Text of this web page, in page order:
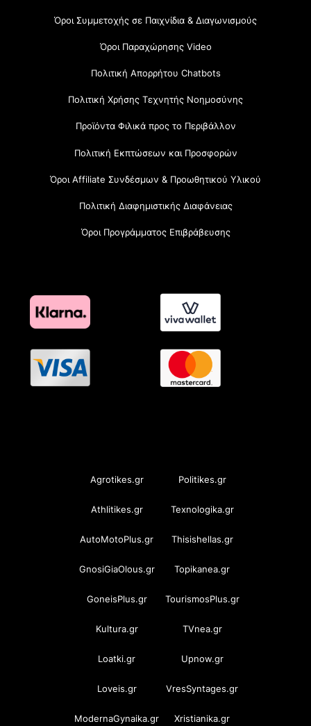
Όροι Συμμετοχής σε Παιχνίδια & Διαγωνισμούς
Όροι Παραχώρησης Video
Πολιτική Απορρήτου Chatbots
Πολιτική Χρήσης Τεχνητής Νοημοσύνης
Προϊόντα Φιλικά προς το Περιβάλλον
Πολιτική Εκπτώσεων και Προσφορών
Όροι Affiliate Συνδέσμων & Προωθητικού Υλικού
Πολιτική Διαφημιστικής Διαφάνειας
Όροι Προγράμματος Επιβράβευσης
Agrotikes.gr Politikes.gr
Athlitikes.gr Texnologika.gr
AutoMotoPlus.gr Thisishellas.gr
GnosiGiaOlous.gr Topikanea.gr
GoneisPlus.gr TourismosPlus.gr
Kultura.gr TVnea.gr
Loatki.gr Upnow.gr
Loveis.gr VresSyntages.gr
ModernaGynaika.gr Xristianika.gr